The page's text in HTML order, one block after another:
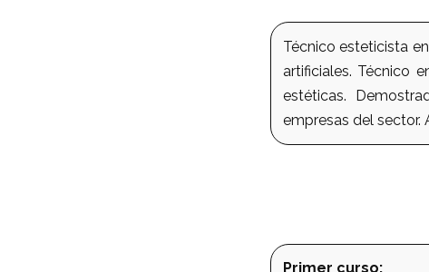
Técnico esteticista
artificiales. Técnico
estéticas.
empresas del sector.
Primer curso: